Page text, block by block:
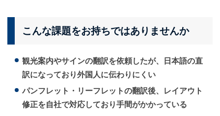
こんな課題をお持ちではありませんか
観光案内やサインの翻訳を依頼したが、日本語の直
訳になっており外国人に伝わりにくい
パンフレット・リーフレットの翻訳後、レイアウト
修正を自社で対応しており手間がかかっている